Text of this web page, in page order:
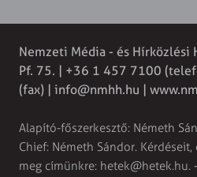
Nemzeti Média - és Hírközlési
Pf. 75. | +36 1 457 7100
(fax) | info@nmhh.hu |
Alapító-főszerkesztő: Németh
Chief: Németh Sándor.
meg címünkre: hetek@hetek.hu.